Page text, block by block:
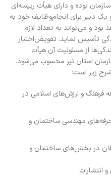
بوده و دارای هیأت رییسه‌ای
دبیر برای انجام‌وظایف خود به
بود و می‌تواند به تعداد لازم
تأسیس نماید. تفویض‌اختیار
از مسئولیت آن هیأت
استان نیز محسوب می‌شود.
زیر است:
فرهنگ و ارزش‌های اسلامی در
حرفه‌های مهندسی ساختمان و
در بخش‌های ساختمان و
انتشارات